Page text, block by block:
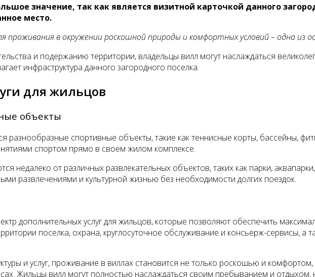
значение, так как является визитной карточкой данного
место.
проживания в окружении роскошной природы и комфортных условий – одна из
и подержанию территории, владельцы вилл могут наслаждаться
инфраструктура данного загородного поселка.
для жильцов
объекты
разнообразные спортивные объекты, такие как теннисные корты, бассейны,
спортом прямо в своем жилом комплексе.
недалеко от различных развлекательных объектов, таких как парки,
развлечениями и культурной жизнью без необходимости долгих поездок.
дополнительных услуг для жильцов, которые позволяют обеспечить
поселка, охрана, круглосуточное обслуживание и консьерж-сервисы, а
и услуг, проживание в виллах становится не только роскошью и
Жильцы вилл могут полностью наслаждаться своим пребыванием и отдыхом,